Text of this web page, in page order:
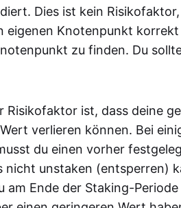
Dies ist kein
eigenen Knotenpunkt
zu finden. Du
Risikofaktor ist, dass deine
verlieren können. Bei
du einen vorher
nicht unstaken (entsperren)
am Ende der Staking-